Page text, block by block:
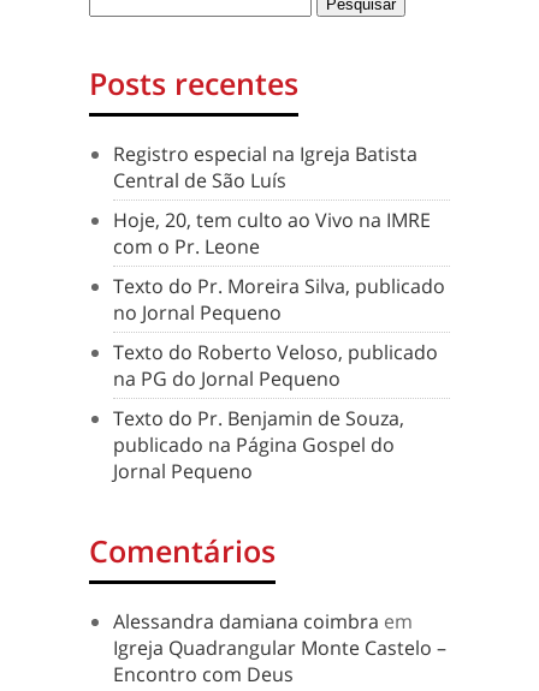
Posts recentes
Registro especial na Igreja Batista
Central de São Luís
Hoje, 20, tem culto ao Vivo na IMRE
com o Pr. Leone
Texto do Pr. Moreira Silva, publicado
no Jornal Pequeno
Texto do Roberto Veloso, publicado
na PG do Jornal Pequeno
Texto do Pr. Benjamin de Souza,
publicado na Página Gospel do
Jornal Pequeno
Comentários
Alessandra damiana coimbra em
Igreja Quadrangular Monte Castelo –
Encontro com Deus